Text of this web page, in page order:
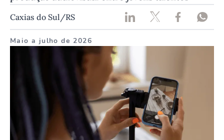
Caxias do Sul/RS
Maio a julho de 2026